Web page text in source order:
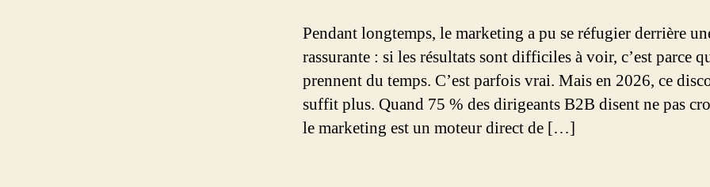
Pendant longtemps, le marketing a pu se réfugier derrière
rassurante : si les résultats sont difficiles à voir, c’est parce
prennent du temps. C’est parfois vrai. Mais en 2026, ce
suffit plus. Quand 75 % des dirigeants B2B disent ne pas
le marketing est un moteur direct de […]